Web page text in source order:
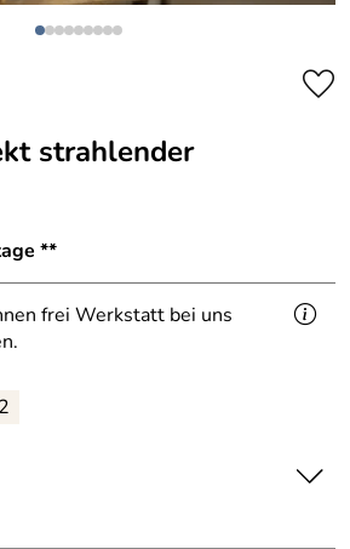
strahlender
**
frei Werkstatt bei uns